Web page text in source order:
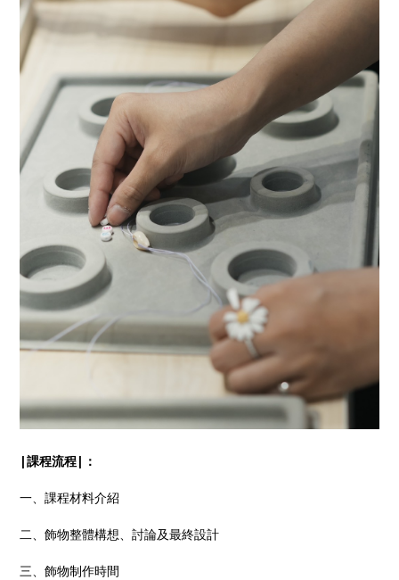
|課程流程|：
一、課程材料介紹
二、飾物整體構想、討論及最終設計
三、飾物制作時間